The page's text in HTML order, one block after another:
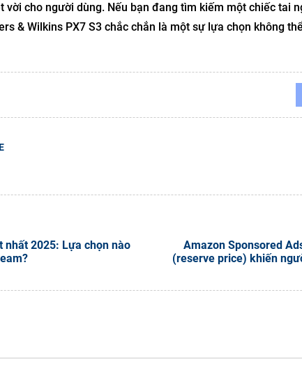
vời cho người dùng. Nếu bạn đang tìm kiếm một chiếc tai
& Wilkins PX7 S3 chắc chắn là một sự lựa chọn không
nhất 2025: Lựa chọn nào
Amazon Sponsored
(reserve price) khiến